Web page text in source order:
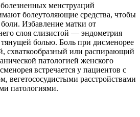
менструаций
болеутоляющие средства, чтобы
Избавление матки от
слоя слизистой — эндометрия
тянущей болью. Боль при дисменорее
схваткообразный или распирающий
патологией женского
встречается у пациентов с
вегетососудистыми расстройствами
патологиями.